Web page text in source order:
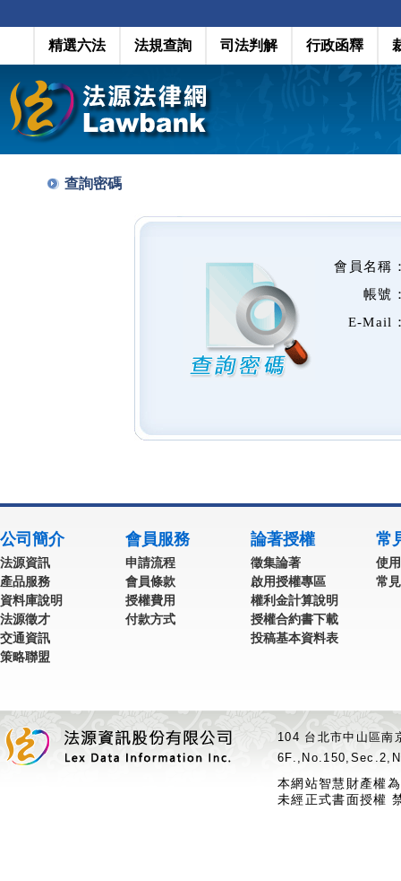
精選六法 法規查詢 司法判解 行政函釋
查詢密碼
會員名稱
帳號
E-Mail
公司簡介
法源資訊
產品服務
資料庫說明
法源徵才
交通資訊
策略聯盟
會員服務
申請流程
會員條款
授權費用
付款方式
論著授權
徵集論著
啟用授權專區
權利金計算說明
授權合約書下載
投稿基本資料表
常
使
常
104 台北市中山區
本網站智慧財產權
未經正式書面授權